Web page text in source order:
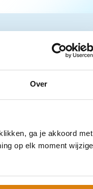
Over
ga je akkoord met
op elk moment
vooral projectmatig
richting audits,